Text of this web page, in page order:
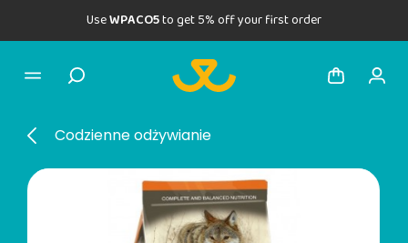
UseWPACO5to get 5% off your first order
Codzienne odżywianie